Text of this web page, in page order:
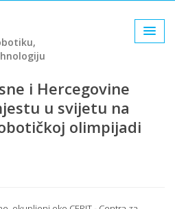
i Hercegovine
u svijetu na
olimpijadi